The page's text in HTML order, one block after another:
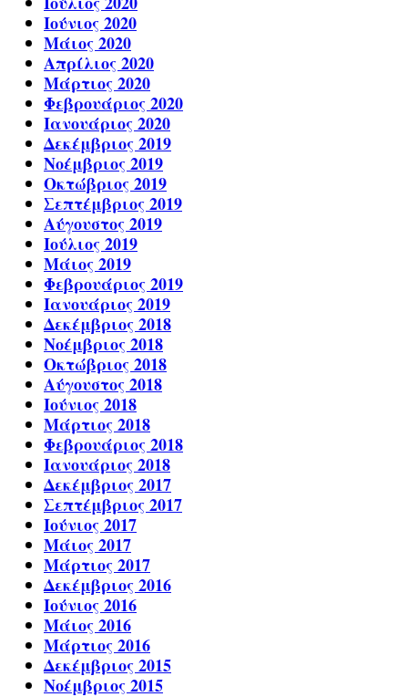
Ιούνιος 2020
Μάιος 2020
Απρίλιος 2020
Μάρτιος 2020
Φεβρουάριος 2020
Ιανουάριος 2020
Δεκέμβριος 2019
Νοέμβριος 2019
Οκτώβριος 2019
Σεπτέμβριος 2019
Αύγουστος 2019
Ιούλιος 2019
Μάιος 2019
Φεβρουάριος 2019
Ιανουάριος 2019
Δεκέμβριος 2018
Νοέμβριος 2018
Οκτώβριος 2018
Αύγουστος 2018
Ιούνιος 2018
Μάρτιος 2018
Φεβρουάριος 2018
Ιανουάριος 2018
Δεκέμβριος 2017
Σεπτέμβριος 2017
Ιούνιος 2017
Μάιος 2017
Μάρτιος 2017
Δεκέμβριος 2016
Ιούνιος 2016
Μάιος 2016
Μάρτιος 2016
Δεκέμβριος 2015
Νοέμβριος 2015